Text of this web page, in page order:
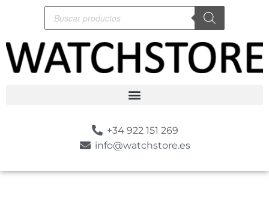
+34 922 151 269
info@watchstore.es